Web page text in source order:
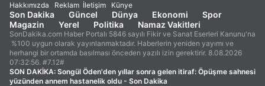
Hakkımızda Reklam İletişim Künye
Son Dakika Güncel Dünya Ekonomi
Spor
Magazin
Yerel Politika Namaz Vakitleri
SonDakika.com Haber Portalı 5846 sayılı Fikir ve Sanat Eserleri Kanunu'na
%100 uygun olarak yayınlanmaktadır. Haberlerin yeniden yayımı ve
herhangi bir ortamda basılması önceden yazılı izin gerektirir. 8.08.2026
07:32:56. #7.12#
SON DAKİKA: Songül Öden'den yıllar sonra gelen itiraf: Öpüşme sahnesi
yüzünden annem hastanelik oldu - Son Dakika